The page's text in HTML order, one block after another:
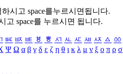
시고 space를누르시면됩니다.
고 space를 누르시면 됩니다.
ㅵ ㅶ ㅷ ㅸ ㅹ ㅺ ㅻ ㅼ ㅽ ㅾ ㅿ ㆀ
Ψ Ω α β γ δ ε ζ η θ ι κ λ μ ν ξ ο π ρ σ